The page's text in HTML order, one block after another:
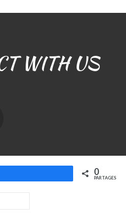
WITH US
0
PARTAGES